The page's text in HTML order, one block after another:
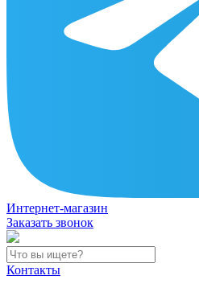
Интернет-магазин
Заказать звонок
Контакты